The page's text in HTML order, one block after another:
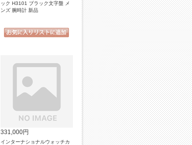
ック H3101 ブラック文字盤 メ
ンズ 腕時計 新品
331,000円
インターナショナルウォッチカ